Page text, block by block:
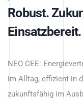
Robust.
Einsatzbereit.
NEO CEE:
im Alltag, effizient in
zukunftsfähig im
Intelligenz
Anwendungen –
zukunftsfähig.